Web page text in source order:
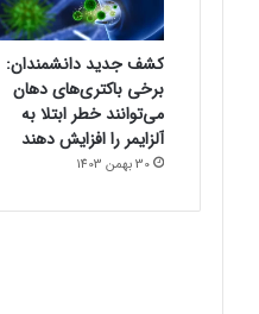
کشف جدید دانشمندان:
برخی باکتری‌های دهان
می‌توانند خطر ابتلا به
آلزایمر را افزایش دهند
30 بهمن 1403